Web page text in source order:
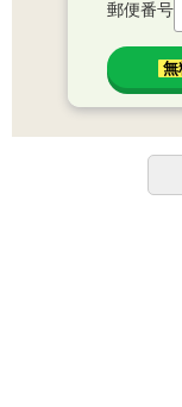
郵便番号
無